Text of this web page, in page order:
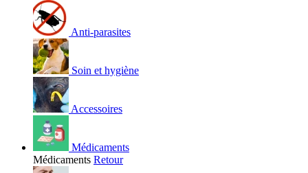
Anti-parasites
Soin et hygiène
Accessoires
Médicaments
Médicaments Retour